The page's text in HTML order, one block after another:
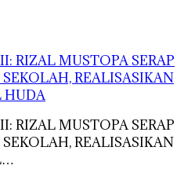
RIZAL MUSTOPA SERAP
REALISASIKAN
HUDA
RIZAL MUSTOPA SERAP
REALISASIKAN